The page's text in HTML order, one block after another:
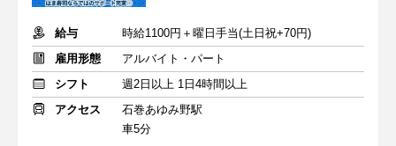
給与
時給1100円＋曜日手当(土日祝+70円)
雇用形態
アルバイト・パート
シフト
週2日以上 1日4時間以上
アクセス
石巻あゆみ野駅
車5分